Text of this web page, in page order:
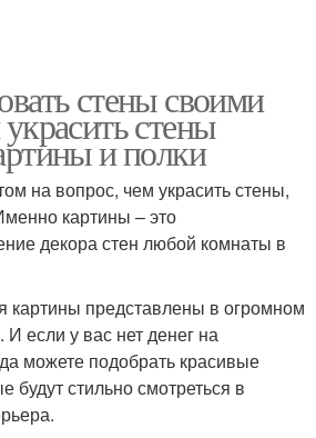
стены своими
стены
и полки
на вопрос, чем украсить стены,
картины – это
декора стен любой комнаты в
картины представлены в огромном
если у вас нет денег на
можете подобрать красивые
будут стильно смотреться в